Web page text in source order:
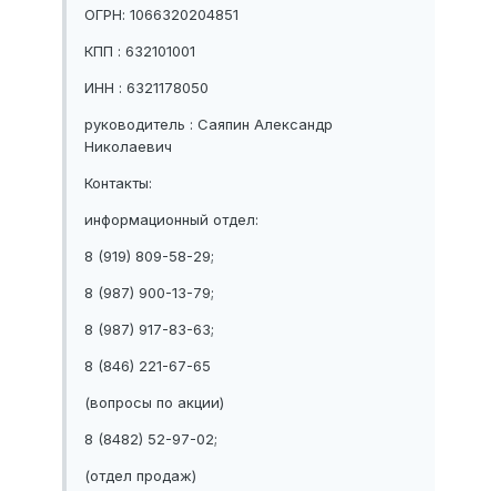
ОГРН: 1066320204851
КПП : 632101001
ИНН : 6321178050
руководитель : Саяпин Александр
Николаевич
Контакты:
информационный отдел:
8 (919) 809-58-29;
8 (987) 900-13-79;
8 (987) 917-83-63;
8 (846) 221-67-65
(вопросы по акции)
8 (8482) 52-97-02;
(отдел продаж)